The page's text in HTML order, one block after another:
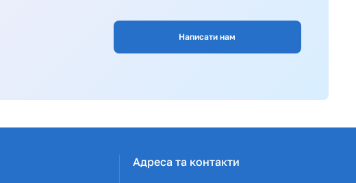
Написати нам
Адреса та контакти